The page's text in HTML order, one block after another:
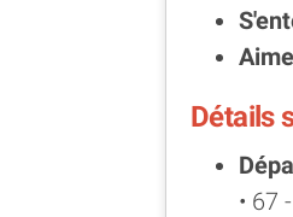
Détails
• 67